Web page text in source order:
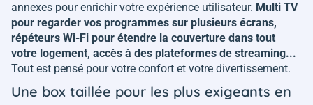
annexes pour enrichir votre expérience utilisateur. Multi TV
pour regarder vos programmes sur plusieurs écrans,
répéteurs Wi-Fi pour étendre la couverture dans tout
votre logement, accès à des plateformes de streaming...
Tout est pensé pour votre confort et votre divertissement.
Une box taillée pour les plus exigeants en